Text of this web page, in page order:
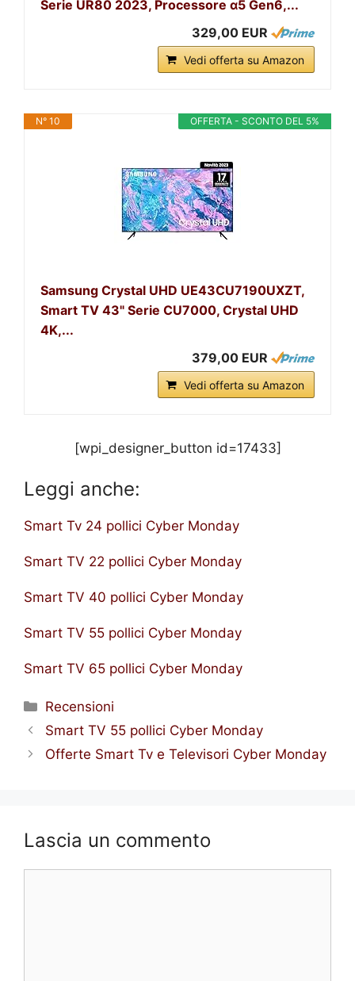
Serie UR80 2023, Processore α5 Gen6,...
329,00 EUR
Vedi offerta su Amazon
OFFERTA - SCONTO DEL 5%
N° 10
Samsung Crystal UHD UE43CU7190UXZT,
Smart TV 43" Serie CU7000, Crystal UHD
4K,...
379,00 EUR
Vedi offerta su Amazon
[wpi_designer_button id=17433]
Leggi anche:
Smart Tv 24 pollici Cyber Monday
Smart TV 22 pollici Cyber Monday
Smart TV 40 pollici Cyber Monday
Smart TV 55 pollici Cyber Monday
Smart TV 65 pollici Cyber Monday
Categorie
Recensioni
Smart TV 55 pollici Cyber Monday
Offerte Smart Tv e Televisori Cyber Monday
Lascia un commento